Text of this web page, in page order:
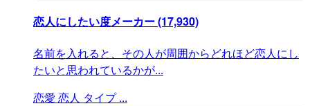
恋人にしたい度メーカー(17,930)
名前を入れると、その人が周囲からどれほど恋人にし
たいと思われているかが...
恋愛 恋人 タイプ ...